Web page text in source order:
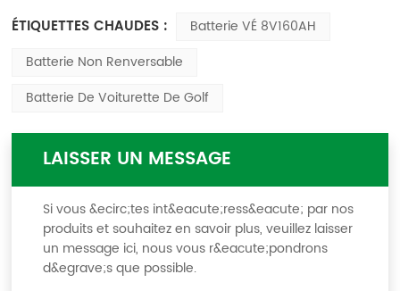
ÉTIQUETTES CHAUDES :
Batterie VÉ 8V160AH
Batterie Non Renversable
Batterie De Voiturette De Golf
LAISSER UN MESSAGE
Si vous &ecirc;tes int&eacute;ress&eacute; par nos
produits et souhaitez en savoir plus, veuillez laisser
un message ici, nous vous r&eacute;pondrons
d&egrave;s que possible.